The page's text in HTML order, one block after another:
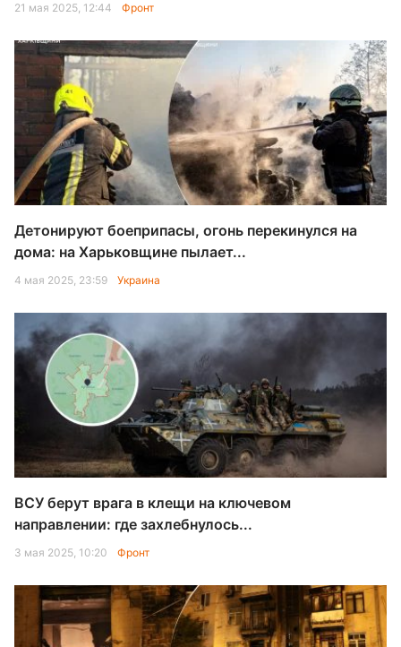
21 мая 2025, 12:44 Фронт
Детонируют боеприпасы, огонь перекинулся на
дома: на Харьковщине пылает...
4 мая 2025, 23:59 Украина
ВСУ берут врага в клещи на ключевом
направлении: где захлебнулось...
3 мая 2025, 10:20 Фронт